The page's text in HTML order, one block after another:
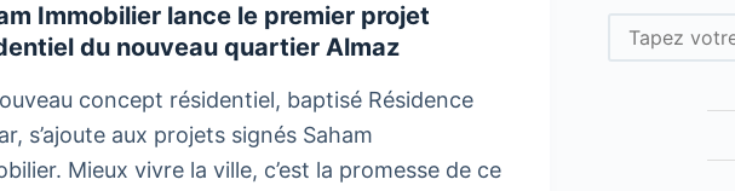
Immobilier lance le premier projet
du nouveau quartier Almaz
concept résidentiel, baptisé Résidence
s’ajoute aux projets signés Saham
Mieux vivre la ville, c’est la promesse de ce
Rechercher